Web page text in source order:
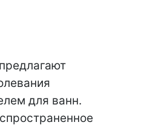
для ванн.